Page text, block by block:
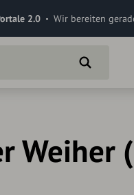
2.0 Wir bereiten
Weiher